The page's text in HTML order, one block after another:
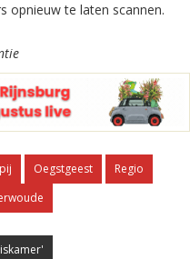
opnieuw te laten scannen.
Oegstgeest
Regio